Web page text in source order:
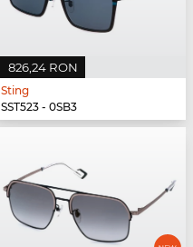
826,24 RON
Sting
SST523 - 0SB3